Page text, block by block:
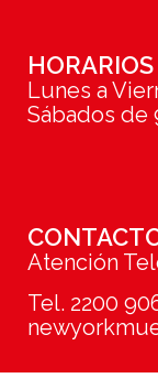
HORARIOS
Lunes a
Sábados de
Atención
Tel. 2200